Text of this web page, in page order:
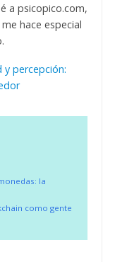
a psicopico.com,
hace especial
y percepción:
la
como gente